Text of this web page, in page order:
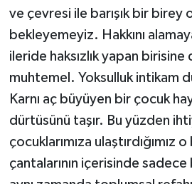
ve çevresi ile barışık bir birey
bekleyemeyiz. Hakkını
ileride haksızlık yapan birisine
muhtemel. Yoksulluk intikam
Karnı aç büyüyen bir çocuk
dürtüsünü taşır. Bu yüzden
çocuklarımıza ulaştırdığımız
çantalarının içerisinde